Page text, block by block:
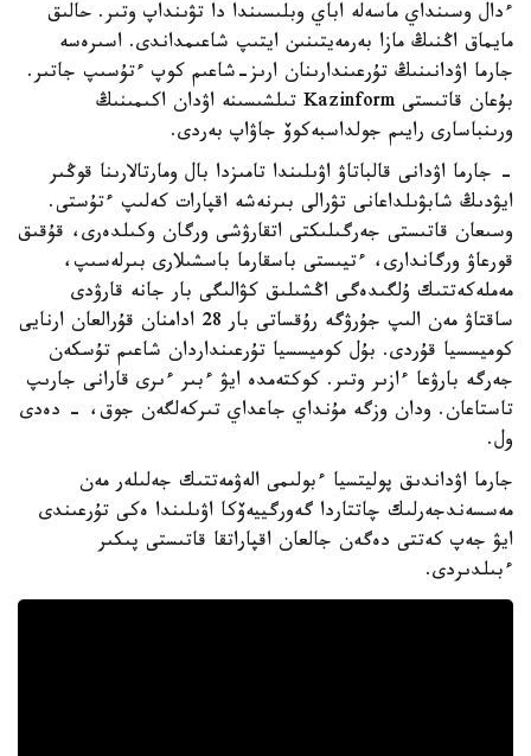
ءدال وسىنداي ماسەلە اباي وبلىسىندا دا تۋىنداپ وتىر. حالىق
مايماق اڭنىڭ مازا بەرمەيتىنىن ايتىپ شاعىمداندى. اسىرەسە
جارما اۋدانىنىڭ تۇرعىندارىنان ارىز-شاعىم كوپ ءتۇسىپ جاتىر.
بۇعان قاتىستى Kazinform تىلشىسىنە اۋدان اكىمىنىڭ
ورىنباسارى رايىم جولداسبەكوۆ جاۋاپ بەردى.
- جارما اۋدانى قالباتاۋ اۋىلىندا تامىزدا بال ومارتالارىنا قوڭىر
ايۋدىڭ شابۋىلداعانى تۋرالى بىرنەشە اقپارات كەلىپ ءتۇستى.
وسىعان قاتىستى جەرگىلىكتى اتقارۋشى ورگان وكىلدەرى، قۇقىق
قورعاۋ ورگاندارى، ءتيىستى باسقارما باسشىلارى بىرلەسىپ،
مەملەكەتتىك ۇلگىدەگى اڭشىلىق كۋالىگى بار جانە قارۋدى
ساقتاۋ مەن الىپ جۇرۋگە رۇقساتى بار 28 ادامنان قۇرالعان ارنايى
كوميسسيا قۇردى. بۇل كوميسسيا تۇرعىنداردان شاعىم تۇسكەن
جەرگە بارۋعا ءازىر وتىر. كوكتەمدە ايۋ ءبىر ءىرى قارانى جارىپ
تاستاعان. ودان وزگە مۇنداي جاعداي تىركەلگەن جوق، - دەدى
ول.
جارما اۋداندىق پوليتسيا ءبولىمى الەۋمەتتىك جەلىلەر مەن
مەسسەندجەرلىك چاتتاردا گەورگييەۆكا اۋىلىندا ەكى تۇرعىندى
ايۋ جەپ كەتتى دەگەن جالعان اقپاراتقا قاتىستى پىكىر
ءبىلدىردى.